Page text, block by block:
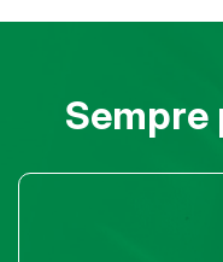
Sempre